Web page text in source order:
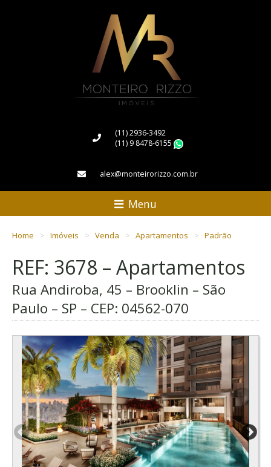
(11) 2936-3492
(11) 9 8478-6155
alex@monteirorizzo.com.br
Menu
Home Imóveis Venda Apartamentos Padrão
REF: 3678 – Apartamentos
Rua Andiroba, 45 – Brooklin – São
Paulo – SP – CEP: 04562-070